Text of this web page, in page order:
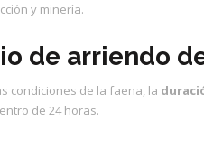
y minería.
de arriendo
condiciones de la faena, la
de 24 horas.